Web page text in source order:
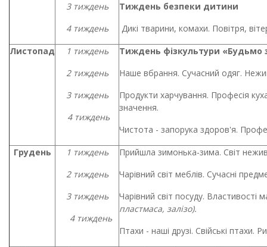
3 тиждень
4 тиждень
Тиждень безпеки дитини
Дикі тварини, комахи. Повітря,
Листопад
1 тиждень
2 тиждень
3 тиждень
4 тиждень
Тиждень фізкультури «Будьмо
Наше вбрання. Сучасний одяг.
Продукти харчування. Професія
значення.
Чистота - запорука здоров'я.
Грудень
1 тиждень
2 тиждень
3 тиждень
4 тиждень
Прийшла зимонька-зима. Світ
Чарівний світ меблів. Сучасні
Чарівний світ посуду. Властивості
пластмаса, залізо).
Птахи - наші друзі. Свійські птахи.